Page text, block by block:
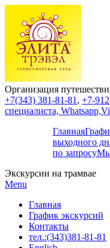
Организация
+7(343) 381-81-81 , +7-
специалиста,
Главная
выходного
по запросуМы
Экскурсии на трамвае
Menu
Главная
График экскурсий
Контакты
тел.:(343)381-81-81